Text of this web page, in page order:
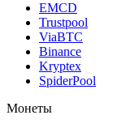
EMCD
Trustpool
ViaBTC
Binance
Kryptex
SpiderPool
Монеты